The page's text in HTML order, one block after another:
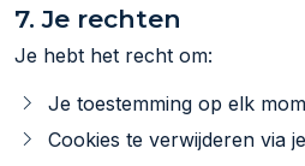
7. Je rechten
Je hebt het recht om:
Je toestemming op elk
Cookies te verwijderen via